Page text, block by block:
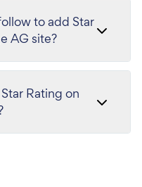
to add Star
AG site?
Rating on